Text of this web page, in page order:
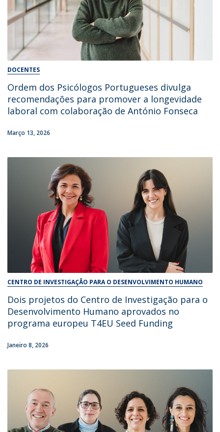
DOCENTES
Ordem dos Psicólogos Portugueses divulga
recomendações para promover a longevidade
laboral com colaboração de António Fonseca
Março 13, 2026
CENTRO DE INVESTIGAÇÃO PARA O DESENVOLVIMENTO HUMANO
Dois projetos do Centro de Investigação para o
Desenvolvimento Humano aprovados no
programa europeu T4EU Seed Funding
Janeiro 8, 2026